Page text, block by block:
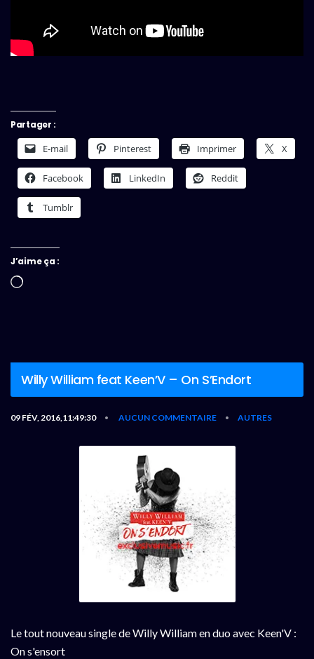
Partager :
E-mail Pinterest Imprimer X
Facebook LinkedIn Reddit
Tumblr
J’aime ça :
Chargement…
Willy William feat Keen’V – On S’Endort
09 FÉV, 2016,11:49:30 • AUCUN COMMENTAIRE • AUTRES
Le tout nouveau single de Willy William en duo avec Keen'V :
On s'ensort